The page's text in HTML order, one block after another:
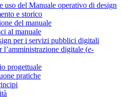
uso del Manuale operativo di design
e storico
del manuale
al manuale
per i servizi pubblici digitali
l’amministrazione digitale (e-
progettuale
pratiche